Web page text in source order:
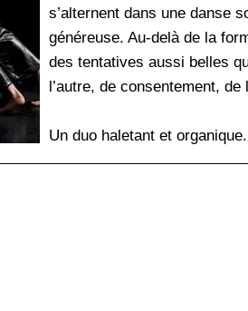
s’alternent dans une danse
généreuse. Au-delà de la
des tentatives aussi belles
l’autre, de consentement,
Un duo haletant et organique.